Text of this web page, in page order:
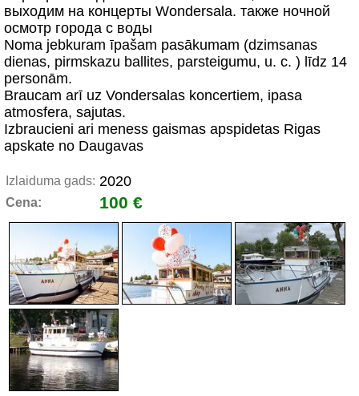
выходим на концерты Wondersala. также ночной
осмотр города с воды
Noma jebkuram īpašam pasākumam (dzimsanas
dienas, pirmskazu ballites, parsteigumu, u. c. ) līdz 14
personām.
Braucam arī uz Vondersalas koncertiem, ipasa
atmosfera, sajutas.
Izbraucieni ari meness gaismas apspidetas Rigas
apskate no Daugavas
Izlaiduma gads: 2020
Cena: 100 €